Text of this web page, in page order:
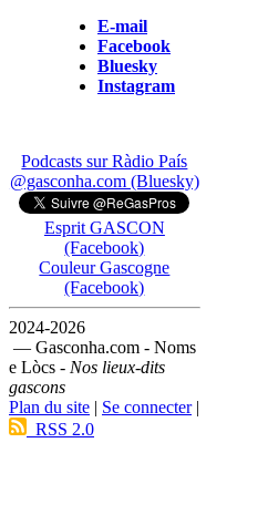
E-mail
Facebook
Bluesky
Instagram
Podcasts sur Ràdio País
@gasconha.com (Bluesky)
Esprit GASCON
(Facebook)
Couleur Gascogne
(Facebook)
2024-2026
— Gasconha.com - Noms
e Lòcs - Nos lieux-dits
gascons
Plan du site | Se connecter|
RSS 2.0